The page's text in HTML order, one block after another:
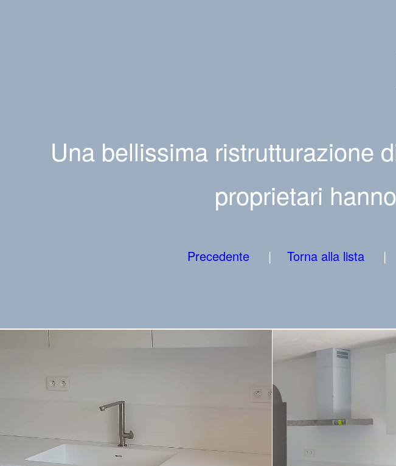
Una bellissima ristrutturazione
proprietari
Precedente Torna alla lista